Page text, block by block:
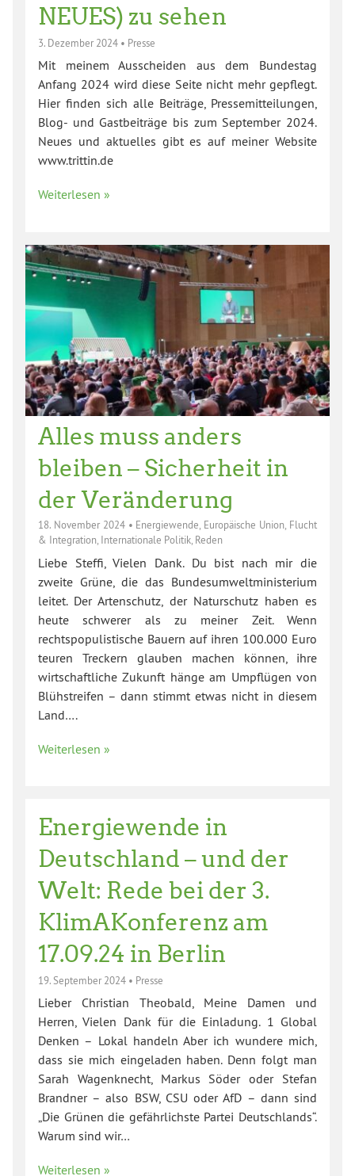
NEUES) zu sehen
3. Dezember 2024 • Presse
Mit meinem Ausscheiden aus dem Bundestag
Anfang 2024 wird diese Seite nicht mehr gepflegt.
Hier finden sich alle Beiträge, Pressemitteilungen,
Blog- und Gastbeiträge bis zum September 2024.
Neues und aktuelles gibt es auf meiner Website
www.trittin.de
Weiterlesen »
Alles muss anders
bleiben – Sicherheit in
der Veränderung
18. November 2024• Energiewende Europäische Union Flucht
& Integration Internationale Politik Reden
Liebe Steffi, Vielen Dank. Du bist nach mir die
zweite Grüne, die das Bundesumweltministerium
leitet. Der Artenschutz, der Naturschutz haben es
heute schwerer als zu meiner Zeit. Wenn
rechtspopulistische Bauern auf ihren 100.000 Euro
teuren Treckern glauben machen können, ihre
wirtschaftliche Zukunft hänge am Umpflügen von
Blühstreifen – dann stimmt etwas nicht in diesem
Land….
Weiterlesen »
Energiewende in
Deutschland – und der
Welt: Rede bei der 3.
KlimAKonferenz am
17.09.24 in Berlin
19. September 2024 • Presse
Lieber Christian Theobald, Meine Damen und
Herren, Vielen Dank für die Einladung. 1 Global
Denken – Lokal handeln Aber ich wundere mich,
dass sie mich eingeladen haben. Denn folgt man
Sarah Wagenknecht, Markus Söder oder Stefan
Brandner – also BSW, CSU oder AfD – dann sind
„Die Grünen die gefährlichste Partei Deutschlands“.
Warum sind wir…
Weiterlesen »